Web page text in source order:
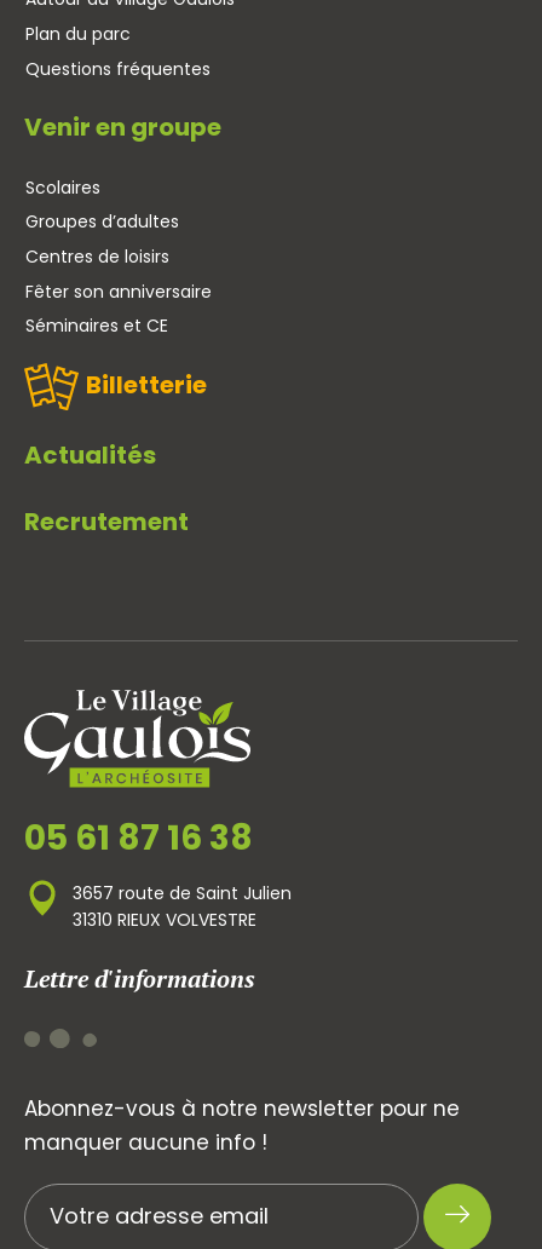
Plan du parc
Questions fréquentes
Venir en groupe
Scolaires
Groupes d’adultes
Centres de loisirs
Fêter son anniversaire
Séminaires et CE
Billetterie
Actualités
Recrutement
05 61 87 16 38
3657 route de Saint Julien
31310 RIEUX VOLVESTRE
Lettre d'informations
Abonnez-vous à notre newsletter pour ne
manquer aucune info !